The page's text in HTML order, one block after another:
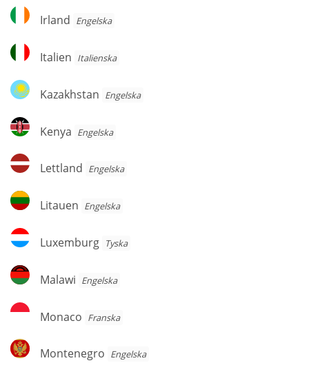
Irland
Irland Engelska
Italien
Italien Italienska
Kazakhstan
Kazakhstan Engelska
Kenya
Kenya Engelska
Lettland
Lettland Engelska
Litauen
Litauen Engelska
Luxemburg
Luxemburg Tyska
Malawi
Malawi Engelska
Monaco
Monaco Franska
Montenegro
Montenegro Engelska